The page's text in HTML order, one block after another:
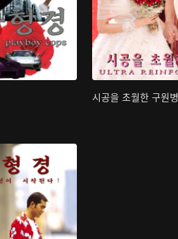
시공을 초월한 구원병